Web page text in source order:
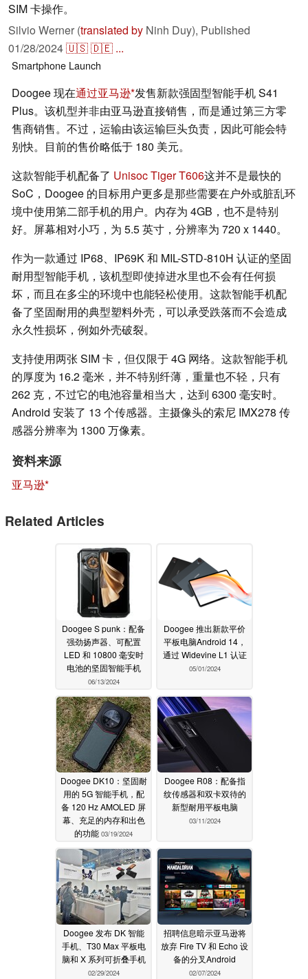
SIM 卡操作。
Silvio Werner (translated by Ninh Duy), Published
01/28/2024🇺🇸🇩🇪 ...
Smartphone Launch
Doogee 现在通过亚马逊 发售新款强固型智能手机 S41
Plus。该机型并非由亚马逊直接销售，而是通过第三方零
售商销售。不过，运输由该运输巨头负责，因此可能会特
别快。目前的售价略低于 180 美元。
这款智能手机配备了 Unisoc Tiger T606这并不是最快的
SoC，Doogee 的目标用户更多是那些需要在户外或脏乱环
境中使用第二部手机的用户。内存为 4GB，也不是特别
好。屏幕相对小巧，为 5.5 英寸，分辨率为 720 x 1440。
作为一款通过 IP68、IP69K 和 MIL-STD-810H 认证的坚固
耐用型智能手机，该机型即使掉进水里也不会有任何损
坏，而且在多尘的环境中也能轻松使用。这款智能手机配
备了坚固耐用的典型塑料外壳，可以承受跌落而不会造成
永久性损坏，例如外壳破裂。
支持使用两张 SIM 卡，但仅限于 4G 网络。这款智能手机
的厚度为 16.2 毫米，并不特别纤薄，重量也不轻，只有
262 克，不过它的电池容量相当大，达到 6300 毫安时。
Android 安装了 13 个传感器。主摄像头的索尼 IMX278 传
感器分辨率为 1300 万像素。
资料来源
亚马逊
Related Articles
Doogee S punk：配备
强劲扬声器、可配置
LED 和 10800 毫安时
电池的坚固智能手机
06/13/2024
Doogee 推出新款平价
平板电脑Android 14，
通过 Widevine L1 认证
05/01/2024
Doogee DK10：坚固耐
用的 5G 智能手机，配
备 120 Hz AMOLED 屏
幕、充足的内存和出色
的功能 03/19/2024
Doogee R08：配备指
纹传感器和双卡双待的
新型耐用平板电脑
03/11/2024
Doogee 发布 DK 智能
手机、T30 Max 平板电
脑和 X 系列可折叠手机
02/29/2024
招聘信息暗示亚马逊将
放弃 Fire TV 和 Echo 设
备的分叉Android
02/07/2024